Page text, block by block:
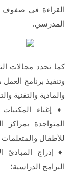
القراءة في صفوف
المدرسي.
كما تحدد مجالات
وتنفيذ برنامج
والمادية والتقنية
♦️ إغناء
المتواجدة
للأطفال
♦️ إدراج المبادئ
البرامج الدراسية؛